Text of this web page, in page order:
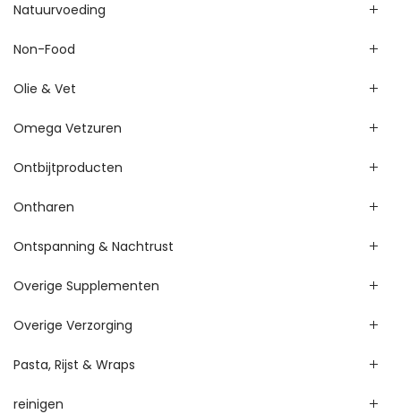
Natuurvoeding
Non-Food
Olie & Vet
Omega Vetzuren
Ontbijtproducten
Ontharen
Ontspanning & Nachtrust
Overige Supplementen
Overige Verzorging
Pasta, Rijst & Wraps
reinigen